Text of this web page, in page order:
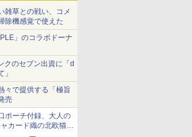
雑草との戦い、コメ
除機感覚で使えた
」のコラボドーナ
クのセブン出資に「d
々で提供する「極旨
売
ポーチ付録、大人の
カード織の北欧猫デ